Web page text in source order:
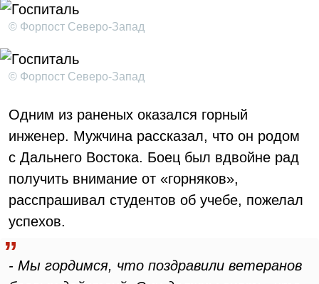
© Форпост Северо-Запад
© Форпост Северо-Запад
Одним из раненых оказался горный
инженер. Мужчина рассказал, что он родом
с Дальнего Востока. Боец был вдвойне рад
получить внимание от «горняков»,
расспрашивал студентов об учебе, пожелал
успехов.
- Мы гордимся, что поздравили ветеранов